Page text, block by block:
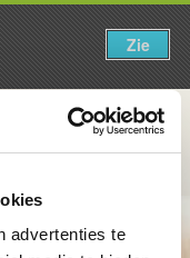
advertenties te
13 januari
Zie